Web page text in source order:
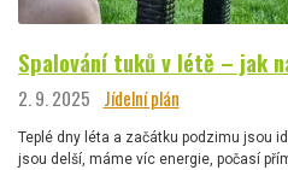
Spalování tuků v létě – jak
2. 9. 2025 Jídelní plán
Teplé dny léta a začátku podzimu jsou
jsou delší, máme víc energie, počasí